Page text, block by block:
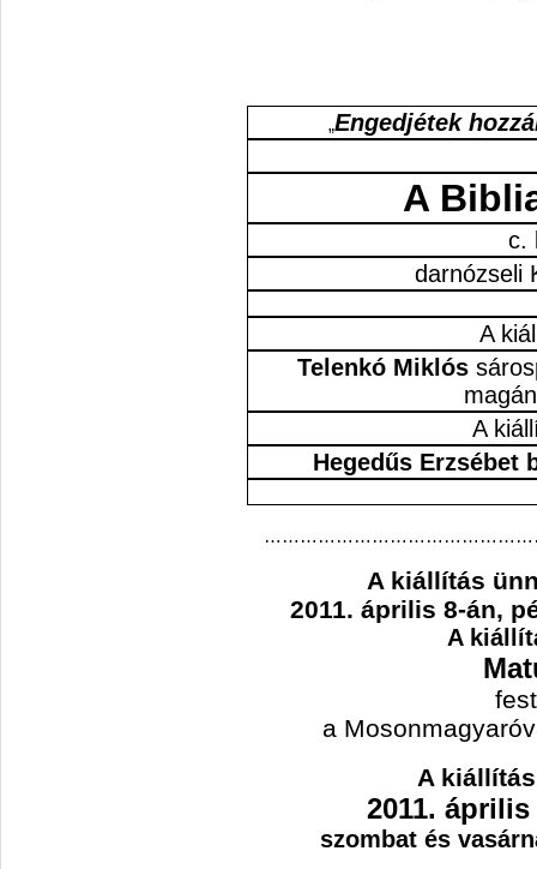
„Engedjétek
A
c.
darnózseli
A
Telenkó Miklós
A
Hegedűs Erzsébet
A kiállítás
2011. április 8-án,
A
a
A
2011.
szombat és